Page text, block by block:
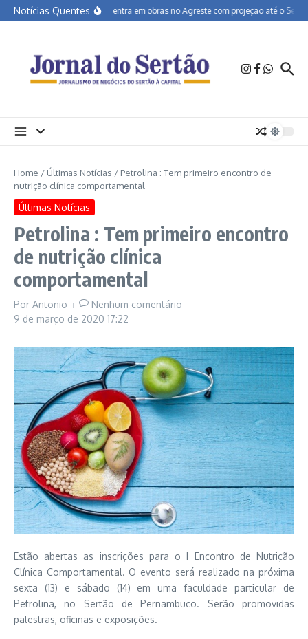
Ir para o conteúdo
Notícias QuentesBR-232 entra em obras no Agreste com projeção até o Sertão
Home / Últimas Notícias / Petrolina : Tem primeiro encontro de
nutrição clínica comportamental
Últimas Notícias
Petrolina : Tem primeiro encontro
de nutrição clínica
comportamental
Por Antonio
Nenhum comentário
9 de março de 2020 17:22
Estão abertas as inscrições para o I Encontro de Nutrição
Clínica Comportamental. O evento será realizado na próxima
sexta (13) e sábado (14) em uma faculdade particular de
Petrolina, no Sertão de Pernambuco. Serão promovidas
palestras, oficinas e exposições.